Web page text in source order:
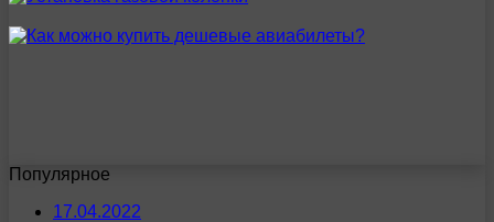
Популярное
17.04.2022